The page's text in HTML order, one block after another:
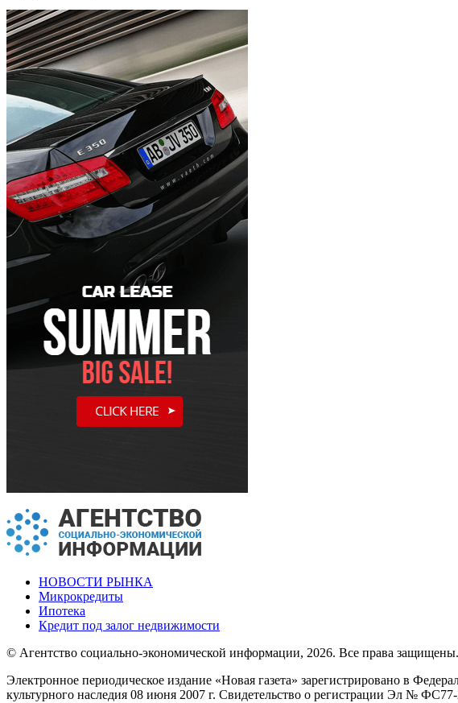
НОВОСТИ РЫНКА
Микрокредиты
Ипотека
Кредит под залог недвижимости
© Агентство социально-экономической информации, 2026. Все права защищены.
Электронное периодическое издание «Новая газета» зарегистрировано в
культурного наследия 08 июня 2007 г. Свидетельство о регистрации Эл №